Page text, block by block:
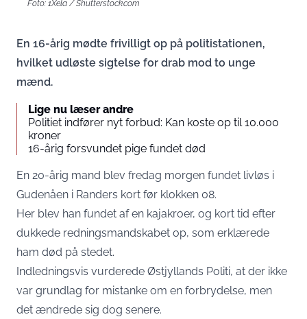
Foto: 1Xela / Shutterstock.com
En 16-årig mødte frivilligt op på politistationen,
hvilket udløste sigtelse for drab mod to unge
mænd.
Lige nu læser andre
Politiet indfører nyt forbud: Kan koste op til 10.000
kroner
16-årig forsvundet pige fundet død
En 20-årig mand blev fredag morgen fundet livløs i
Gudenåen i Randers kort før klokken 08.
Her blev han fundet af en kajakroer, og kort tid efter
dukkede redningsmandskabet op, som erklærede
ham død på stedet.
Indledningsvis vurderede Østjyllands Politi, at der ikke
var grundlag for mistanke om en forbrydelse, men
det ændrede sig dog senere.